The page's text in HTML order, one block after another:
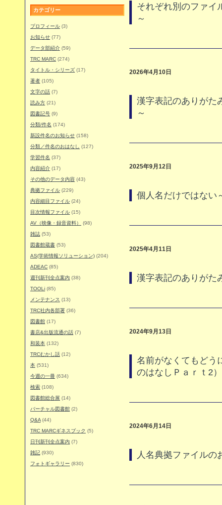
カテゴリー
プロフィール (3)
お知らせ (77)
データ部紹介 (59)
TRC MARC (274)
タイトル・シリーズ (17)
著者 (105)
文字の話 (7)
読み方 (21)
図書記号 (9)
分類/件名 (174)
新設件名のお知らせ (158)
分類／件名のおはなし
(127)
学習件名 (37)
内容紹介 (17)
その他のデータ内容 (43)
典拠ファイル (229)
内容細目ファイル (24)
目次情報ファイル (15)
AV（映像・録音資料）
(98)
雑誌 (53)
図書館蔵書 (53)
AS(学術情報ソリューション) (204)
ADEAC (85)
週刊新刊全点案内 (38)
TOOLi (85)
メンテナンス (13)
TRC社内各部署 (36)
図書館 (17)
書店&出版流通の話 (7)
和装本 (132)
TRCむかし話 (12)
本 (531)
今週の一冊 (634)
検索 (108)
図書館総合展 (14)
バーチャル図書館 (2)
Q&A (44)
TRC MARCギネスブック (5)
日刊新刊全点案内 (7)
雑記 (930)
フォトギャラリー (830)
それぞれ別のファイ
～
2026年4月10日
漢字表記のありがた
～
2025年9月12日
個人名だけではない
2025年4月11日
漢字表記のありがた
2024年9月13日
名前がなくてもどう
のはなしＰａｒｔ2
2024年6月14日
人名典拠ファイルの